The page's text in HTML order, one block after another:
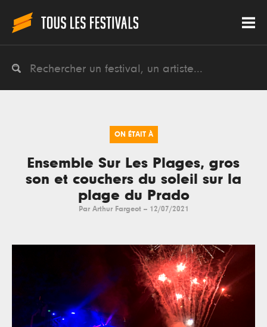
ON ÉTAIT À
Ensemble Sur Les Plages, gros
son et couchers du soleil sur la
plage du Prado
Par Arthur Fargeot -- 12/07/2021